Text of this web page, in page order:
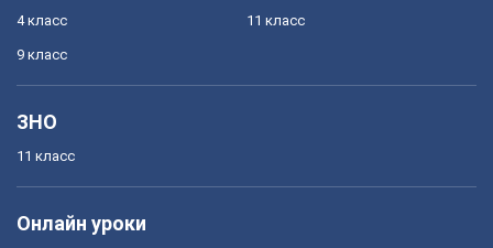
4 класс
9 класс
11 класс
ЗНО
11 класс
Онлайн уроки